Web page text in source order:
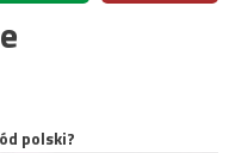
polski?